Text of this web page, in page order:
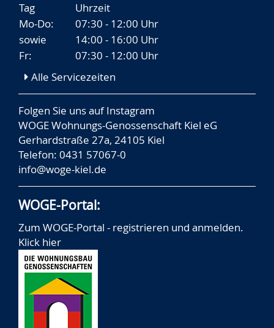
Tag
Uhrzeit
Mo-Do:
07:30 - 12:00 Uhr
sowie
14:00 - 16:00 Uhr
Fr:
07:30 - 12:00 Uhr
Alle Servicezeiten
Folgen Sie uns aufInstagram
WOGE Wohnungs-Genossenschaft Kiel eG
Gerhardstraße 27a, 24105 Kiel
Telefon: 0431 57067-0
info@woge-kiel.de
WOGE-Portal:
Zum WOGE-Portal - registrieren und anmelden.
Klick hier